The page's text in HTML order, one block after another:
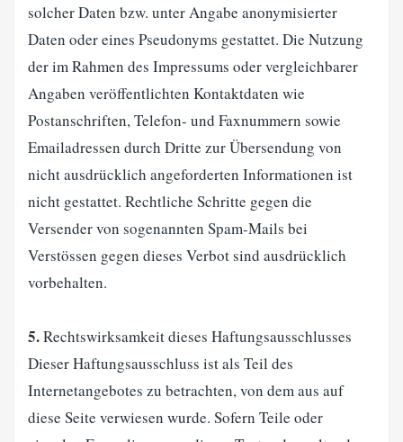
solcher Daten bzw. unter Angabe anonymisierter
Daten oder eines Pseudonyms gestattet. Die Nutzung
der im Rahmen des Impressums oder vergleichbarer
Angaben veröffentlichten Kontaktdaten wie
Postanschriften, Telefon- und Faxnummern sowie
Emailadressen durch Dritte zur Übersendung von
nicht ausdrücklich angeforderten Informationen ist
nicht gestattet. Rechtliche Schritte gegen die
Versender von sogenannten Spam-Mails bei
Verstössen gegen dieses Verbot sind ausdrücklich
vorbehalten.
5.Rechtswirksamkeit dieses Haftungsausschlusses
Dieser Haftungsausschluss ist als Teil des
Internetangebotes zu betrachten, von dem aus auf
diese Seite verwiesen wurde. Sofern Teile oder